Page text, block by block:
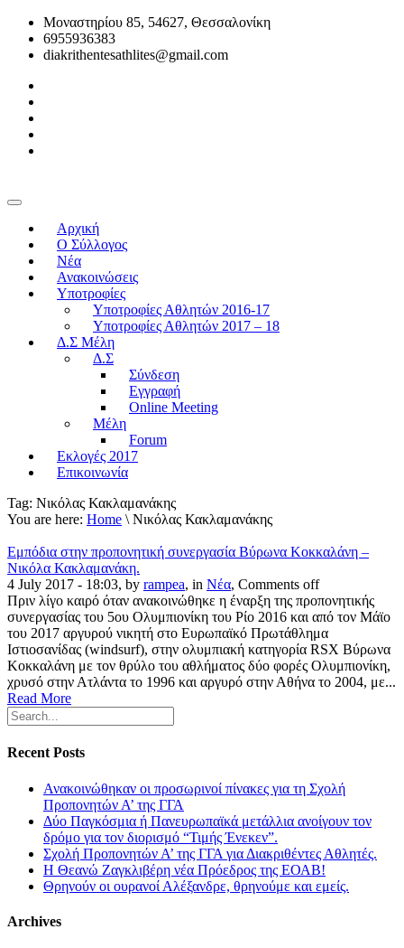
Μοναστηρίου 85, 54627, Θεσσαλονίκη
6955936383
diakrithentesathlites@gmail.com
Αρχική
O Σύλλογος
Νέα
Ανακοινώσεις
Υποτροφίες
Υποτροφίες Αθλητών 2016-17
Υποτροφίες Αθλητών 2017 – 18
Δ.Σ Μέλη
Δ.Σ
Σύνδεση
Εγγραφή
Online Meeting
Μέλη
Forum
Εκλογές 2017
Επικοινωνία
Tag: Νικόλας Κακλαμανάκης
You are here: Home \ Νικόλας Κακλαμανάκης
Εμπόδια στην προπονητική συνεργασία Βύρωνα Κοκκαλάνη –
Νικόλα Κακλαμανάκη.
4 July 2017 - 18:03, by rampea, in Νέα, Comments off
Πριν λίγο καιρό όταν ανακοινώθηκε η έναρξη της προπονητικής
συνεργασίας του 5ου Ολυμπιονίκη του Ρίο 2016 και από τον Μάϊο
του 2017 αργυρού νικητή στο Ευρωπαϊκό Πρωτάθλημα
Ιστιοσανίδας (windsurf), στην ολυμπιακή κατηγορία RSX Βύρωνα
Κοκκαλάνη με τον θρύλο του αθλήματος δύο φορές Ολυμπιονίκη,
χρυσό στην Ατλάντα το 1996 και αργυρό στην Αθήνα το 2004, με...
Read More
Recent Posts
Ανακοινώθηκαν οι προσωρινοί πίνακες για τη Σχολή
Προπονητών Α’ της ΓΓΑ
Δύο Παγκόσμια ή Πανευρωπαϊκά μετάλλια ανοίγουν τον
δρόμο για τον διορισμό “Τιμής Ένεκεν”.
Σχολή Προπονητών Α’ της ΓΓΑ για Διακριθέντες Αθλητές.
Η Θεανώ Ζαγκλιβέρη νέα Πρόεδρος της ΕΟΑΒ!
Θρηνούν οι ουρανοί Αλέξανδρε, θρηνούμε και εμείς.
Archives